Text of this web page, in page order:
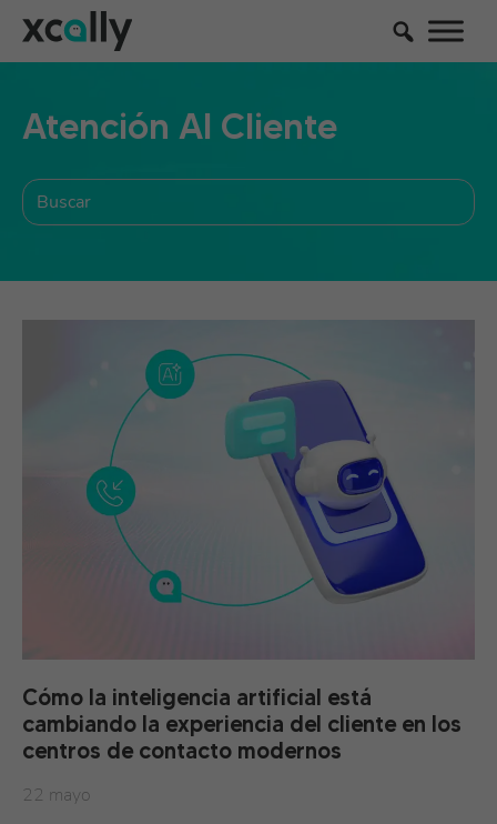
Atención Al Cliente
Cómo la inteligencia artificial está
cambiando la experiencia del cliente en los
centros de contacto modernos
22 mayo